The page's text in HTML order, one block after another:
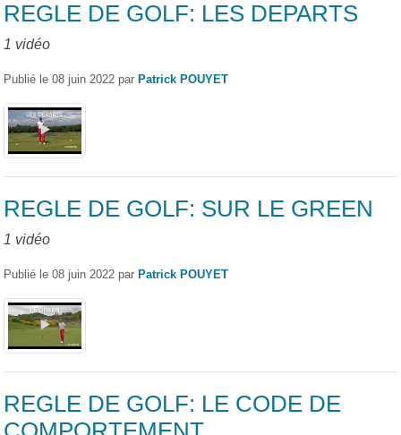
REGLE DE GOLF: LES DEPARTS
1 vidéo
Publié le 08 juin 2022 par Patrick POUYET
REGLE DE GOLF: SUR LE GREEN
1 vidéo
Publié le 08 juin 2022 par Patrick POUYET
REGLE DE GOLF: LE CODE DE